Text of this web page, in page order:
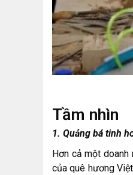
Tầm nhìn
1. Quảng bá tinh
Hơn cả một
của quê hương